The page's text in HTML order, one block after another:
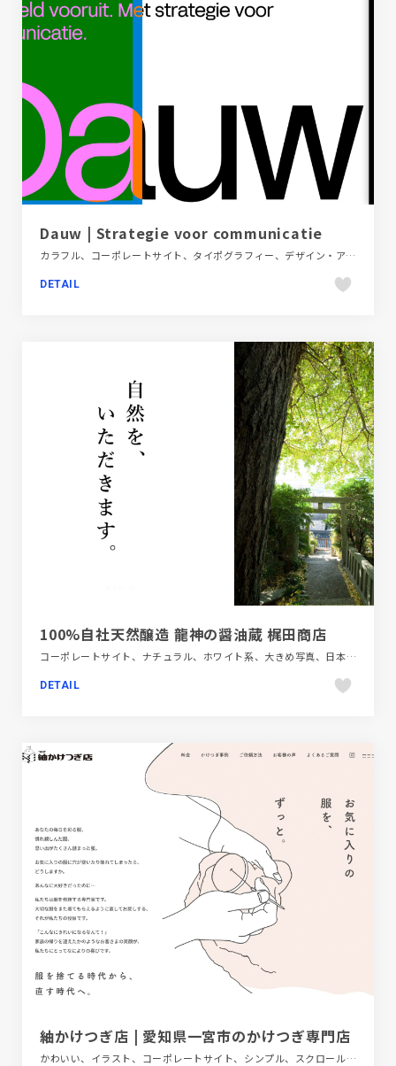
Dauw | Strategie voor communicatie
カラフル、コーポレートサイト、タイポグラフィー、デザイン・アート・音楽・文芸、ホワイト系、ポップ、モーション多め、海外サイト、金融・法律・人材・専門職
DETAIL
100%自社天然醸造 龍神の醤油蔵 梶田商店
コーポレートサイト、ナチュラル、ホワイト系、大きめ写真、日本テイスト、飲食店・グルメ・ウェディング
DETAIL
紬かけつぎ店 | 愛知県一宮市のかけつぎ専門店
かわいい、イラスト、コーポレートサイト、シンプル、スクロールエフェクト、ナチュラル、ピンク系、ファッション・ビューティー、フラットデザイン、ブランド・サービスサイト、ベージュ・ゴールド系、モーション多め、手書き・ハンドメイド、金融・法律・人材・専門職